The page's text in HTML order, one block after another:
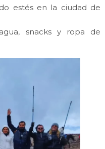
estés en la ciudad de
snacks y ropa de